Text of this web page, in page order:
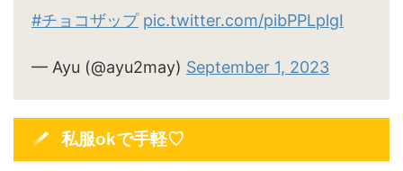
#チョコザップ pic.twitter.com/pibPPLplgI
— Ayu (@ayu2may) September 1, 2023
私服okで手軽♡